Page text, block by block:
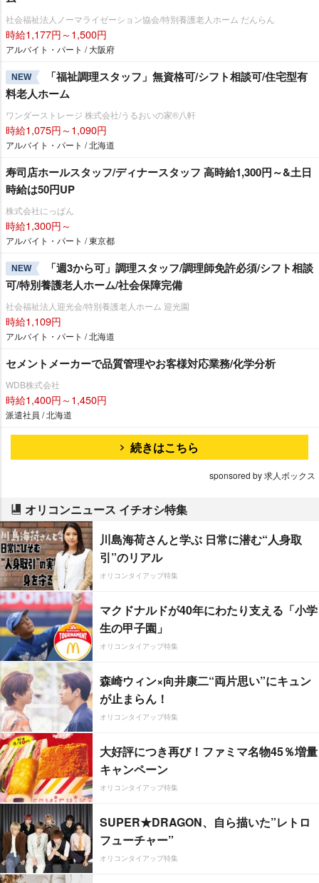
社会福祉法人ノーマライゼーション協会/特別養護老人ホーム だんらん
時給1,177円～1,500円
アルバイト・パート / 大阪府
NEW
「福祉調理スタッフ」無資格可/シフト相談可/住宅型有
料老人ホーム
ワンダーストレージ 株式会社/うるおいの家®八軒
時給1,075円～1,090円
アルバイト・パート / 北海道
寿司店ホールスタッフ/ディナースタッフ 高時給1,300円～&土日
時給は50円UP
株式会社にっぱん
時給1,300円～
アルバイト・パート / 東京都
NEW
「週3から可」調理スタッフ/調理師免許必須/シフト相談
可/特別養護老人ホーム/社会保障完備
社会福祉法人迎光会/特別養護老人ホーム 迎光園
時給1,109円
アルバイト・パート / 北海道
セメントメーカーで品質管理やお客様対応業務/化学分析
WDB株式会社
時給1,400円～1,450円
派遣社員 / 北海道
続きはこちら
sponsored by 求人ボックス
オリコンニュース イチオシ特集
川島海荷さんと学ぶ 日常に潜む“人身取
引”のリアル
オリコンタイアップ特集
マクドナルドが40年にわたり支える「小学
生の甲子園」
オリコンタイアップ特集
森崎ウィン×向井康二“両片思い”にキュン
が止まらん！
オリコンタイアップ特集
大好評につき再び！ファミマ名物45％増量
キャンペーン
オリコンタイアップ特集
SUPER★DRAGON、自ら描いた”レトロ
フューチャー”
オリコンタイアップ特集